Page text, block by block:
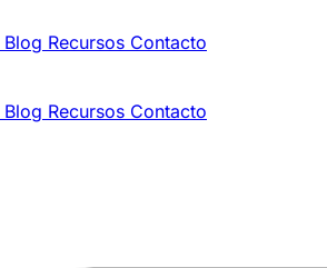
Blog Recursos Contacto
Blog Recursos Contacto